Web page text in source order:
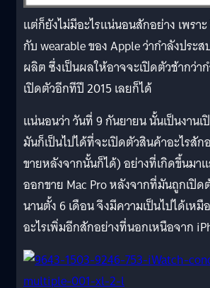
แต่ก็ยังไม่มีอะไรแน่นอนสักอย่าง เพรา
กับ wearable ของ Apple ว่ากำลังปร
ผลิต ซึ่งเป็นผลให้อาจจะเปิดตัวช้ากว่า
เปิดตัวอีกทีปี 2015 เลยก็ได้
แน่นอนว่า วันที่ 9 กันยายน นั้นเป็นงาน
มันก็เป็นไปได้ที่จะเปิดตัวสินค้าอะไรสัก
ขายหลังจากนั้นก็ได้) อย่างที่เกิดขึ้นมา
ออกขาย Mac Pro หลังจากที่มันถูกเปิด
นานตั้ง 6 เดือน จึงมีความเป็นไปได้เห
อะไรเพิ่มอีกสักอย่างที่นอกเหนือจาก